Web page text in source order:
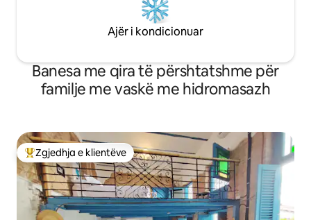
Ajër i kondicionuar
Banesa me qira të përshtatshme për
familje me vaskë me hidromasazh
Më të mirat e zgjedhjeve të klientëve
Zgjedhja e klientëve